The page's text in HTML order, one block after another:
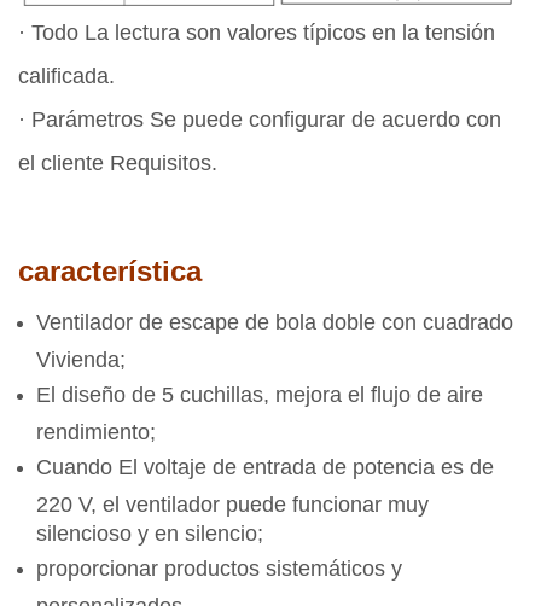
· Todo La lectura son valores típicos en la tensión
calificada.
· Parámetros Se puede configurar de acuerdo con
el cliente Requisitos.
característica
Ventilador de escape de bola doble con cuadrado
Vivienda;
El diseño de 5 cuchillas, mejora el flujo de aire
rendimiento;
Cuando El voltaje de entrada de potencia es de
220 V, el ventilador puede funcionar muy
silencioso y en silencio;
proporcionar productos sistemáticos y